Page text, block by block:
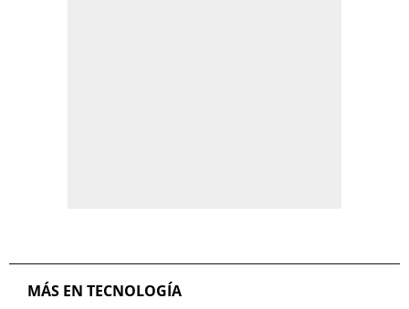
MÁS EN TECNOLOGÍA